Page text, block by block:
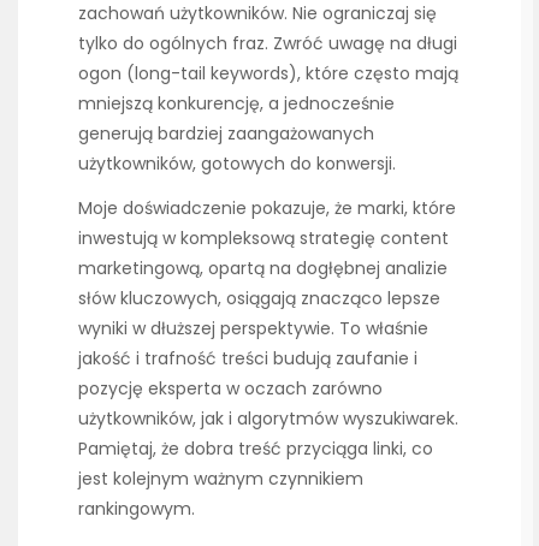
zachowań użytkowników. Nie ograniczaj się
tylko do ogólnych fraz. Zwróć uwagę na długi
ogon (long-tail keywords), które często mają
mniejszą konkurencję, a jednocześnie
generują bardziej zaangażowanych
użytkowników, gotowych do konwersji.
Moje doświadczenie pokazuje, że marki, które
inwestują w kompleksową strategię content
marketingową, opartą na dogłębnej analizie
słów kluczowych, osiągają znacząco lepsze
wyniki w dłuższej perspektywie. To właśnie
jakość i trafność treści budują zaufanie i
pozycję eksperta w oczach zarówno
użytkowników, jak i algorytmów wyszukiwarek.
Pamiętaj, że dobra treść przyciąga linki, co
jest kolejnym ważnym czynnikiem
rankingowym.